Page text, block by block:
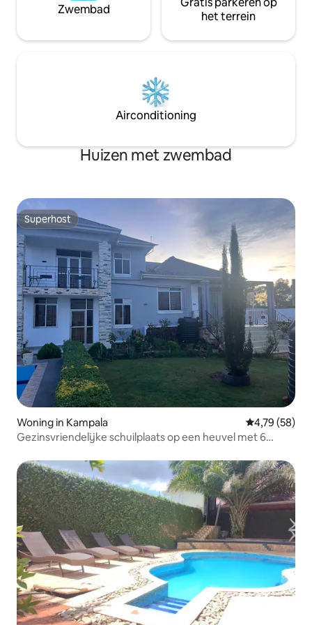
Zwembad
het terrein
Airconditioning
Huizen met zwembad
Superhost
Superhost
Woning in Kampala Gemiddelde
4,79 (58)
Gezinsvriendelijke schuilplaats op een heuvel met 6